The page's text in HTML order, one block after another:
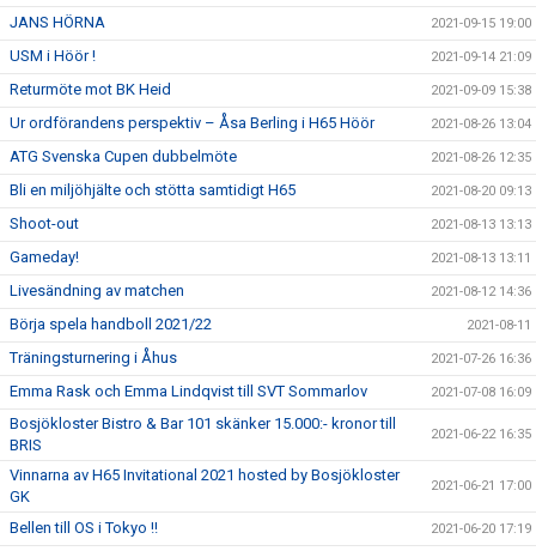
JANS HÖRNA 2021-09-15 19:00
USM i Höör ! 2021-09-14 21:09
Returmöte mot BK Heid 2021-09-09 15:38
Ur ordförandens perspektiv – Åsa Berling i H65 Höör 2021-08-26 13:04
ATG Svenska Cupen dubbelmöte 2021-08-26 12:35
Bli en miljöhjälte och stötta samtidigt H65 2021-08-20 09:13
Shoot-out 2021-08-13 13:13
Gameday! 2021-08-13 13:11
Livesändning av matchen 2021-08-12 14:36
Börja spela handboll 2021/22 2021-08-11
Träningsturnering i Åhus 2021-07-26 16:36
Emma Rask och Emma Lindqvist till SVT Sommarlov 2021-07-08 16:09
Bosjökloster Bistro & Bar 101 skänker 15.000:- kronor till
BRIS
2021-06-22 16:35
Vinnarna av H65 Invitational 2021 hosted by Bosjökloster
GK
2021-06-21 17:00
Bellen till OS i Tokyo !! 2021-06-20 17:19